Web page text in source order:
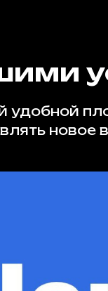
удобной
новое